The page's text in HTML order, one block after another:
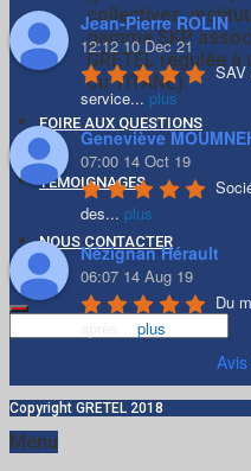
collectives,
gamme SKP
GRETEL régulée
ou TITANE).
FOIRE AUX QUESTIONS
TÉMOIGNAGES
NOUS CONTACTER
Jean-Pierre ROLIN
12:12 10 Dec 21
SAV
service... plus
Geneviève
07:00 14 Oct 19
des... plus
Nézignan Hérault
06:07 14 Aug 19
Du
plus
Copyright GRETEL 2018
Menu